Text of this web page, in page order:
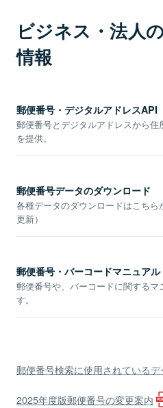
ビジネス・法人
情報
郵便番号・デジタルアドレスAPI
郵便番号とデジタルアドレスから
を提供。
郵便番号データのダウンロード
各種データのダウンロードはこちら
更新）
郵便番号・バーコードマニュアル
郵便番号や、バーコードに関するマ
す。
郵便番号検索に使用されているデ
2025年度版郵便番号の変更案内